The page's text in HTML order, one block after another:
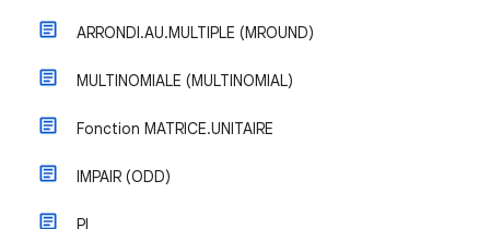
ARRONDI.AU.MULTIPLE (MROUND)
MULTINOMIALE (MULTINOMIAL)
Fonction MATRICE.UNITAIRE
IMPAIR (ODD)
PI